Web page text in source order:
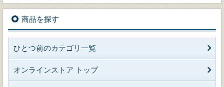
商品を探す
ひとつ前のカテゴリ一覧
オンラインストア トップ